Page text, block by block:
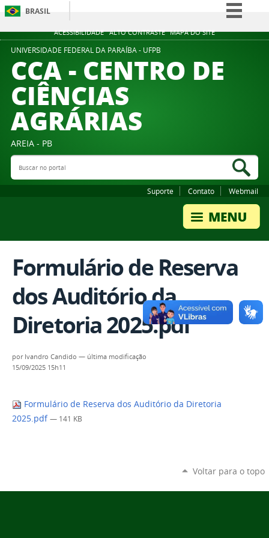
ACESSIBILIDADE ALTO CONTRASTE MAPA DO SITE
BRASIL
Simplifique!
Participe
UNIVERSIDADE FEDERAL DA PARAÍBA - UFPB
CCA - CENTRO DE
CIÊNCIAS
AGRÁRIAS
AREIA - PB
Buscar no portal
Suporte Contato Webmail
Formulário de Reserva
dos Auditório da
Diretoria 2025.pdf
por Ivandro Candido — última modificação
15/09/2025 15h11
Formulário de Reserva dos Auditório da Diretoria
2025.pdf — 141 KB
Voltar para o topo